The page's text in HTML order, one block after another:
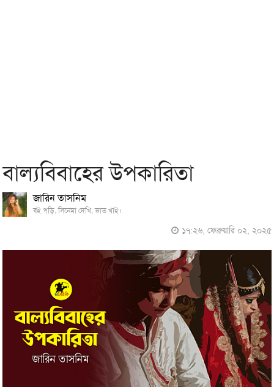
বাল্যবিবাহের উপকারিতা
জারিন তাসনিম
বই পড়ি, সিনেমা দেখি, ভাত খাই।
১৭:২৬, ফেব্রুয়ারি ০২, ২০২৫